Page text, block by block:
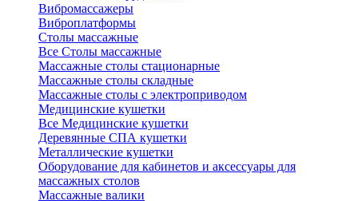
Вибромассажеры
Виброплатформы
Столы массажные
Все Столы массажные
Массажные столы стационарные
Массажные столы складные
Массажные столы с электроприводом
Медицинские кушетки
Все Медицинские кушетки
Деревянные СПА кушетки
Металлические кушетки
Оборудование для кабинетов и аксессуары для
массажных столов
Массажные валики